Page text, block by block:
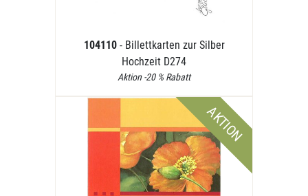
104110 - Billettkarten zur Silber
Hochzeit D274
Aktion -20 % Rabatt
AKTION